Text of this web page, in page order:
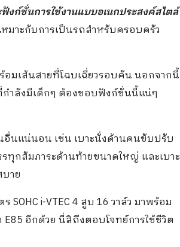
งก์ชั่นการใช้งานแบบอเนกประสงค์สไตล์
มาะกับการเป็นรถสำหรับครอบครัว
มเส้นสายที่โฉบเฉี่ยวรอบคัน นอกจากนี้
กำลังมีเด็กๆ ต้องชอบฟังก์ชั่นนี้แน่ๆ
อื่นแน่นอน เช่น เบาะนั่งด้านคนขับปรับ
ทุกสัมภาระด้านท้ายขนาดใหญ่ และเบาะ
าย
i-VTEC 4 สูบ 16 วาล์ว มาพร้อม
อีกด้วย นี่สิถึงตอบโจทย์การใช้ชีวิต